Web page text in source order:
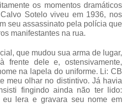
os momentos dramáticos
Sotelo viveu em 1936, nos
seu assassinato pela polícia que
manifestantes na rua.
que mudou sua arma de lugar,
frente dele e, ostensivamente,
na lapela do uniforme. Li: CB
meu olhar no distintivo. Já havia
fingindo ainda não ter lido:
lera e gravara seu nome em